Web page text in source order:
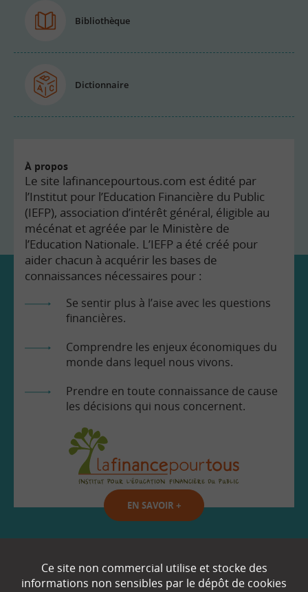
Bibliothèque
Dictionnaire
À propos
Le site lafinancepourtous.com est édité par
l’Institut pour l’Education Financière du Public
(IEFP), association d’intérêt général, éligible au
mécénat et agréée par le Ministère de
l’Education Nationale. L’IEFP a été créé pour
aider chacun à acquérir les bases de
connaissances nécessaires pour :
Se sentir plus à l’aise avec les questions
financières.
Comprendre les enjeux économiques du
monde dans lequel nous vivons.
Prendre en toute connaissance de cause
les décisions qui nous concernent.
EN SAVOIR +
Partenaires
Ce site non commercial utilise et stocke des
informations non sensibles par le dépôt de cookies